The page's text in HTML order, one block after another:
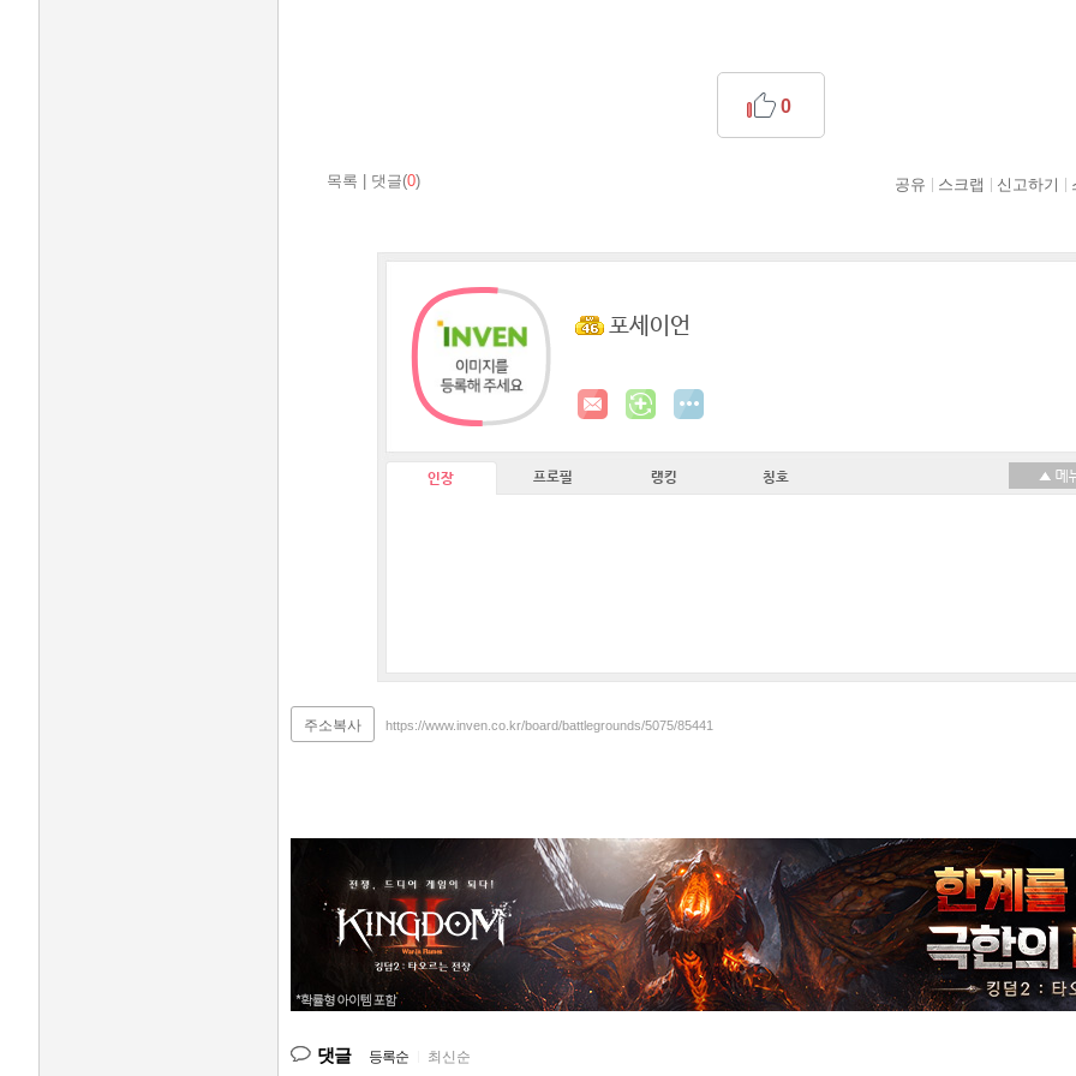
목록 댓글(0)
0
공유 스크랩 신고하기
포세이언
인장 프로필 랭킹 칭호
주소복사 https://www.inven.co.kr/board/battlegrounds/5075/85441
댓글 등록순 최신순